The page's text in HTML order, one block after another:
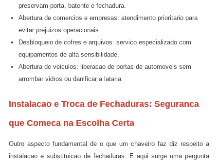
preservam porta, batente e fechadura.
Abertura de comercios e empresas: atendimento prioritario para
evitar prejuizos operacionais.
Desbloqueio de cofres e arquivos: servico especializado com
equipamentos de alta sensibilidade.
Abertura de veiculos: liberacao de portas de automoveis sem
arrombar vidros ou danificar a lataria.
Instalacao e Troca de Fechaduras: Seguranca
que Comeca na Escolha Certa
Outro aspecto fundamental de o que um chaveiro faz diz respeito a
instalacao e substituicao de fechaduras. E aqui surge uma pergunta